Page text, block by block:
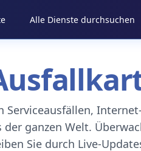
Alle Dienste durchsuchen
Serviceausfällen,
ganzen Welt.
Sie durch Live-